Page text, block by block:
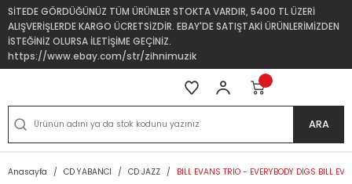
SİTEDE GÖRDÜĞÜNÜZ TÜM ÜRÜNLER STOKTA VARDIR, 5400 TL ÜZERİ
ALIŞVERİŞLERDE KARGO ÜCRETSİZDİR. EBAY'DE SATIŞTAKİ ÜRÜNLERİMİZDEN
İSTEĞİNİZ OLURSA İLETİŞİME GEÇİNİZ.
https://www.ebay.com/str/zihnimuzik
ARA
Anasayfa CD YABANCI CD JAZZ BILL EVANS TRIO - EVERYBODY DIGS BILL